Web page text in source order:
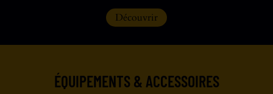
Découvrir
ÉQUIPEMENTS & ACCESSOIRES